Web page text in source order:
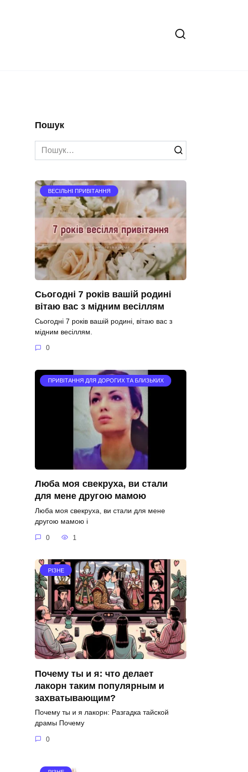
Пошук
Search
for:
ВЕСІЛЬНІ ПРИВІТАННЯ
Сьогодні 7 років вашій родині
вітаю вас з мідним весіллям
Сьогодні 7 років вашій родині, вітаю вас з
мідним весіллям.
0
ПРИВІТАННЯ ДЛЯ ДОРОГИХ ТА БЛИЗЬКИХ
Люба моя свекруха, ви стали
для мене другою мамою
Люба моя свекруха, ви стали для мене
другою мамою і
0 1
РІЗНЕ
Почему ты и я: что делает
лакорн таким популярным и
захватывающим?
Почему ты и я лакорн: Разгадка тайской
драмы Почему
0